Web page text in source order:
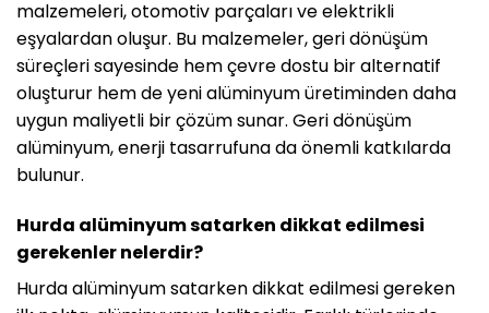
malzemeleri, otomotiv parçaları ve elektrikli
eşyalardan oluşur. Bu malzemeler, geri dönüşüm
süreçleri sayesinde hem çevre dostu bir alternatif
oluşturur hem de yeni alüminyum üretiminden daha
uygun maliyetli bir çözüm sunar. Geri dönüşüm
alüminyum, enerji tasarrufuna da önemli katkılarda
bulunur.
Hurda alüminyum satarken dikkat edilmesi
gerekenler nelerdir?
Hurda alüminyum satarken dikkat edilmesi gereken